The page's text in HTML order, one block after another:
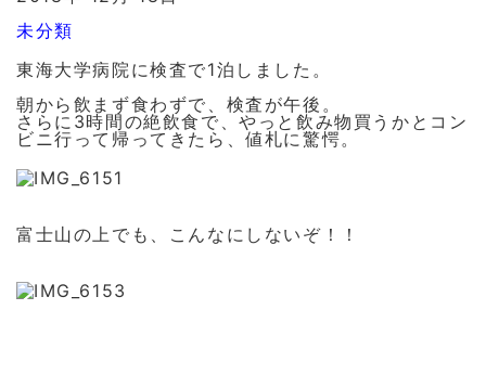
未分類
東海大学病院に検査で1泊しました。
朝から飲まず食わずで、検査が午後。
さらに3時間の絶飲食で、やっと飲み物買うかとコン
ビニ行って帰ってきたら、値札に驚愕。
富士山の上でも、こんなにしないぞ！！